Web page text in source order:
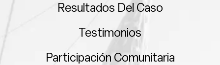
Resultados Del Caso
Testimonios
Participación Comunitaria